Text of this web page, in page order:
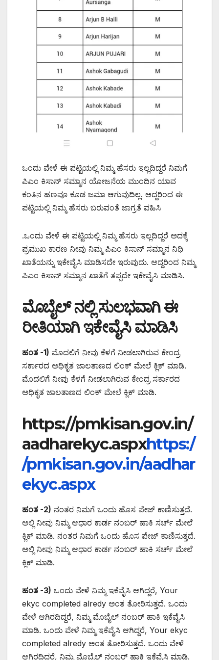
ಒಂದು ವೇಳೆ ಈ ಪಟ್ಟಿಯಲ್ಲಿ ನಿಮ್ಮ ಹೆಸರು ಇಲ್ಲದಿದ್ದರೆ ನಿಮಗೆ
ಪಿಎಂ ಕಿಸಾನ್ ಸಮ್ಮಾನ ಯೋಜನೆಯ ಮುಂದಿನ ಯಾವ
ಕಂತಿನ ಹಣವೂ ಕೂಡ ಜಮಾ ಆಗುವುದಿಲ್ಲ. ಆದ್ದರಿಂದ ಈ
ಪಟ್ಟಿಯಲ್ಲಿ ನಿಮ್ಮ ಹೆಸರು ಬರುವಂತೆ ಜಾಗ್ರತೆ ವಹಿಸಿ
.ಒಂದು ವೇಳೆ ಈ ಪಟ್ಟಿಯಲ್ಲಿ ನಿಮ್ಮ ಹೆಸರು ಇಲ್ಲದಿದ್ದರೆ ಅದಕ್ಕೆ
ಪ್ರಮುಖ ಕಾರಣ ನೀವು ನಿಮ್ಮ ಪಿಎಂ ಕಿಸಾನ್ ಸಮ್ಮಾನ ನಿಧಿ
ಖಾತೆಯನ್ನು ಇಕೇವೈಸಿ ಮಾಡಿಸದೇ ಇರುವುದು. ಆದ್ದರಿಂದ ನಿಮ್ಮ
ಪಿಎಂ ಕಿಸಾನ್ ಸಮ್ಮಾನ ಖಾತೆಗೆ ತಪ್ಪದೇ ಇಕೇವೈಸಿ ಮಾಡಿಸಿ.
ಮೊಬೈಲ್ ನಲ್ಲಿ ಸುಲಭವಾಗಿ ಈ
ರೀತಿಯಾಗಿ ಇಕೇವೈಸಿ ಮಾಡಿಸಿ
ಹಂತ -1) ಮೊದಲಿಗೆ ನೀವು ಕೆಳಗೆ ನೀಡಲಾಗಿರುವ ಕೇಂದ್ರ
ಸರ್ಕಾರದ ಅಧಿಕೃತ ಜಾಲತಾಣದ ಲಿಂಕ್ ಮೇಲೆ ಕ್ಲಿಕ್ ಮಾಡಿ.
ಮೊದಲಿಗೆ ನೀವು ಕೆಳಗೆ ನೀಡಲಾಗಿರುವ ಕೇಂದ್ರ ಸರ್ಕಾರದ
ಅಧಿಕೃತ ಜಾಲತಾಣದ ಲಿಂಕ್ ಮೇಲೆ ಕ್ಲಿಕ್ ಮಾಡಿ.
https://pmkisan.gov.in/
aadharekyc.aspxhttps:/
/pmkisan.gov.in/aadhar
ekyc.aspx
ಹಂತ -2) ನಂತರ ನಿಮಗೆ ಒಂದು ಹೊಸ ಪೇಜ್ ಕಾಣಿಸುತ್ತದೆ.
ಅಲ್ಲಿ ನೀವು ನಿಮ್ಮ ಆಧಾರ ಕಾರ್ಡ ನಂಬರ್ ಹಾಕಿ ಸರ್ಚ್ ಮೇಲೆ
ಕ್ಲಿಕ್ ಮಾಡಿ. ನಂತರ ನಿಮಗೆ ಒಂದು ಹೊಸ ಪೇಜ್ ಕಾಣಿಸುತ್ತದೆ.
ಅಲ್ಲಿ ನೀವು ನಿಮ್ಮ ಆಧಾರ ಕಾರ್ಡ ನಂಬರ್ ಹಾಕಿ ಸರ್ಚ್ ಮೇಲೆ
ಕ್ಲಿಕ್ ಮಾಡಿ.
ಹಂತ -3) ಒಂದು ವೇಳೆ ನಿಮ್ಮ ಇಕೆವೈಸಿ ಆಗಿದ್ದರೆ, Your
ekyc completed alredy ಅಂತ ತೋರಿಸುತ್ತದೆ. ಒಂದು
ವೇಳೆ ಆಗಿರದಿದ್ದರೆ, ನಿಮ್ಮ ಮೊಬೈಲ್ ನಂಬರ್ ಹಾಕಿ ಇಕೆವೈಸಿ
ಮಾಡಿ. ಒಂದು ವೇಳೆ ನಿಮ್ಮ ಇಕೆವೈಸಿ ಆಗಿದ್ದರೆ, Your ekyc
completed alredy ಅಂತ ತೋರಿಸುತ್ತದೆ. ಒಂದು ವೇಳೆ
ಆಗಿರದಿದ್ದರೆ, ನಿಮ್ಮ ಮೊಬೈಲ್ ನಂಬರ್ ಹಾಕಿ ಇಕೆವೈಸಿ ಮಾಡಿ.